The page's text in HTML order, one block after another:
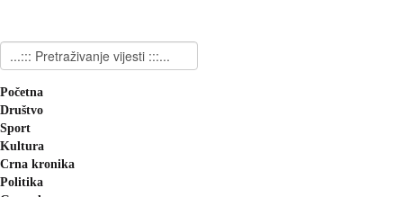
Početna
Društvo
Sport
Kultura
Crna kronika
Politika